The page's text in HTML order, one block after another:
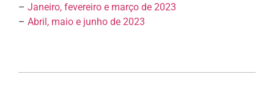
– Janeiro, fevereiro e março de 2023
– Abril, maio e junho de 2023